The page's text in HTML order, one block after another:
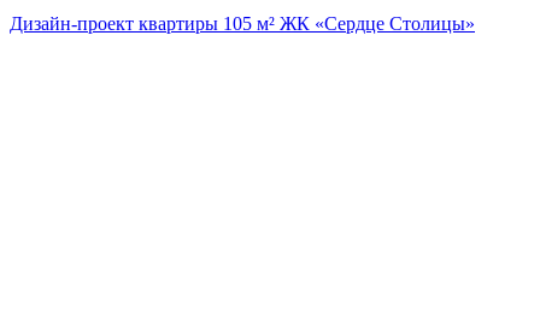
Дизайн-проект квартиры 105 м² ЖК «Сердце Столицы»